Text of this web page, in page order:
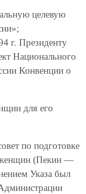
целевую
г. Президенту
Национального
Конвенции о
для его
по подготовке
(Пекин —
Указа был